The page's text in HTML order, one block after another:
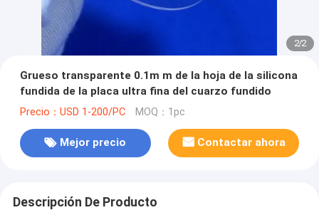
2/2
Grueso transparente 0.1m m de la hoja de la silicona
fundida de la placa ultra fina del cuarzo fundido
Precio：USD 1-200/PC MOQ：1pc
Mejor precio Contactar ahora
Descripción De Producto